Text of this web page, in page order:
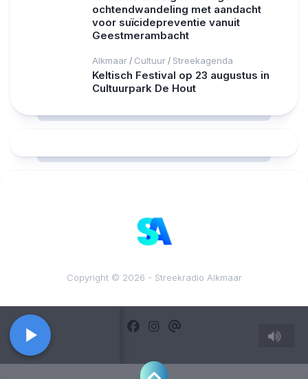
ochtendwandeling met aandacht
voor suïcidepreventie vanuit
Geestmerambacht
Alkmaar / Cultuur / Streekagenda
Keltisch Festival op 23 augustus in
Cultuurpark De Hout
Copyright © 2026 - Streekradio Alkmaar